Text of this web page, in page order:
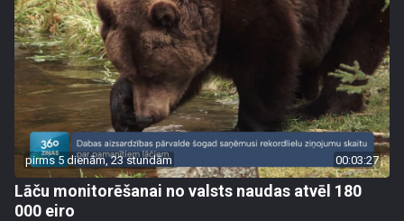
pirms 5 dienām, 23 stundām 00:03:27
Lāču monitorēšanai no valsts naudas atvēl 180
000 eiro